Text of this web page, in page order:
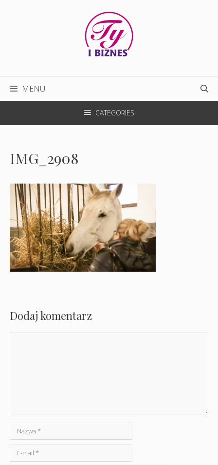
MENU
CATEGORIES
IMG_2908
Dodaj komentarz
Nazwa